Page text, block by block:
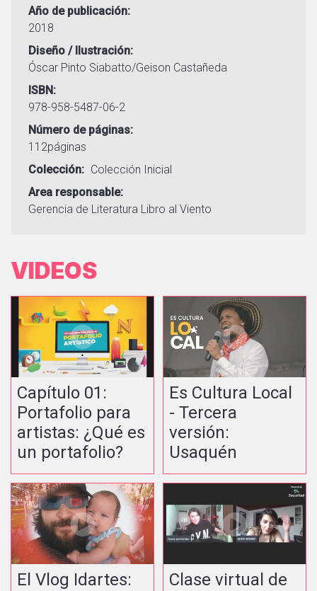
Año de publicación
2018
Diseño / Ilustración
Óscar Pinto Siabatto/Geison Castañeda
ISBN
978-958-5487-06-2
Número de páginas
112páginas
Colección
Colección Inicial
Area responsable
Gerencia de Literatura Libro al Viento
VIDEOS
Capítulo 01:
Portafolio para
artistas: ¿Qué es
un portafolio?
Es Cultura Local
- Tercera
versión:
Usaquén
El Vlog Idartes:
Clase virtual de